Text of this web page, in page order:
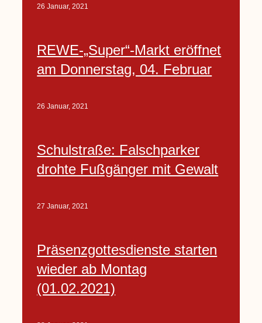
26 Januar, 2021
REWE-„Super“-Markt eröffnet
am Donnerstag, 04. Februar
26 Januar, 2021
Schulstraße: Falschparker
drohte Fußgänger mit Gewalt
27 Januar, 2021
Präsenzgottesdienste starten
wieder ab Montag
(01.02.2021)